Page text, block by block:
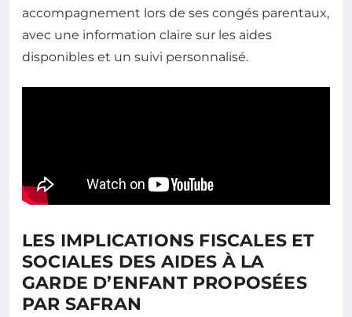
accompagnement lors de ses congés parentaux,
avec une information claire sur les aides
disponibles et un suivi personnalisé.
LES IMPLICATIONS FISCALES ET
SOCIALES DES AIDES À LA
GARDE D’ENFANT PROPOSÉES
PAR SAFRAN